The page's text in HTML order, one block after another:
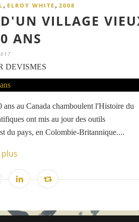
, ELROY WHITE , 2008
VILLAGE
ANS
DEVISMES
au Canada chamboulent l'Histoire du
ont mis au jour des outils
du pays, en Colombie-Britannique....